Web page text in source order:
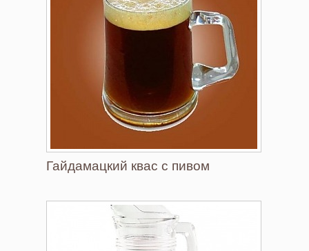
Гайдамацкий квас с пивом